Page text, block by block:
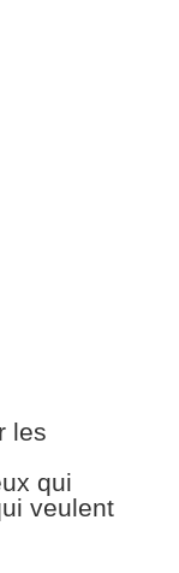
les
qui
veulent